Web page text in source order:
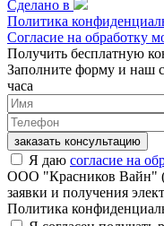
Сделано в
Политика
Согласие на обработку
Получить бесплатную
Заполните форму и наш
часа
заказать консультацию
Я даю согласие на
ООО "Красников Вайн"
заявки и получения
Политика